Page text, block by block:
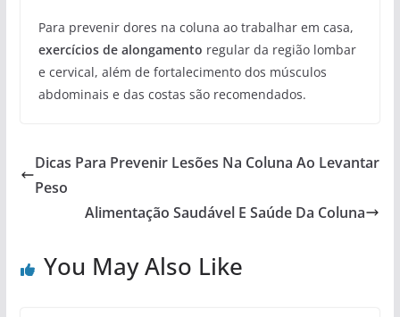
Para prevenir dores na coluna ao trabalhar em casa,
exercícios de alongamento regular da região lombar
e cervical, além de fortalecimento dos músculos
abdominais e das costas são recomendados.
Dicas Para Prevenir Lesões Na Coluna Ao Levantar
Peso
Alimentação Saudável E Saúde Da Coluna
You May Also Like